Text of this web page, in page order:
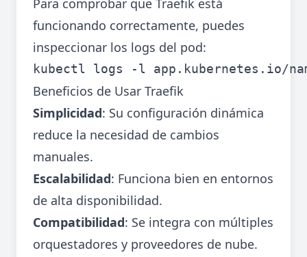
Para comprobar que Traefik está
funcionando correctamente, puedes
inspeccionar los logs del pod:
Beneficios de Usar Traefik
Simplicidad: Su configuración dinámica
reduce la necesidad de cambios
manuales.
Escalabilidad: Funciona bien en entornos
de alta disponibilidad.
Compatibilidad: Se integra con múltiples
orquestadores y proveedores de nube.